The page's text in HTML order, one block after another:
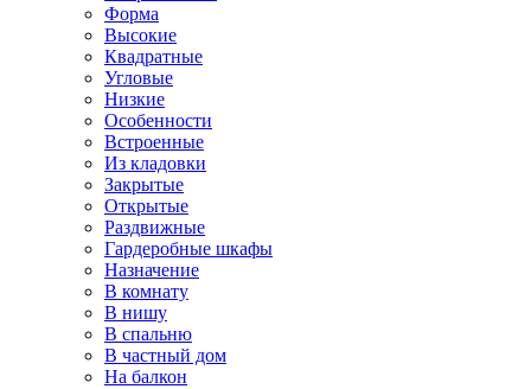
Форма
Высокие
Квадратные
Угловые
Низкие
Особенности
Встроенные
Из кладовки
Закрытые
Открытые
Раздвижные
Гардеробные шкафы
Назначение
В комнату
В нишу
В спальню
В частный дом
На балкон